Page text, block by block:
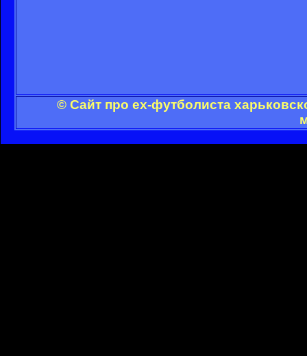
© Сайт про ex-футболиста